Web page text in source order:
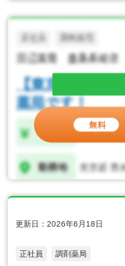
更新日：2026年6月18日
正社員 調剤薬局